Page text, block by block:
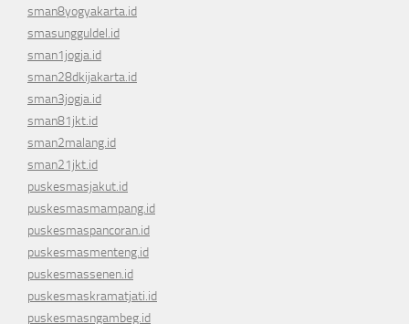
sman8yogyakarta.id
smasungguldel.id
sman1jogja.id
sman28dkijakarta.id
sman3jogja.id
sman81jkt.id
sman2malang.id
sman21jkt.id
puskesmasjakut.id
puskesmasmampang.id
puskesmaspancoran.id
puskesmasmenteng.id
puskesmassenen.id
puskesmaskramatjati.id
puskesmasngambeg.id